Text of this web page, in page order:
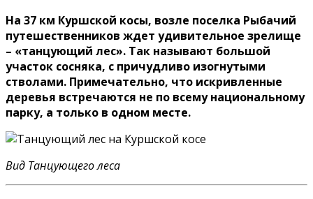
На 37 км Куршской косы, возле поселка Рыбачий
путешественников ждет удивительное зрелище
– «танцующий лес». Так называют большой
участок сосняка, с причудливо изогнутыми
стволами. Примечательно, что искривленные
деревья встречаются не по всему национальному
парку, а только в одном месте.
Вид Танцующего леса